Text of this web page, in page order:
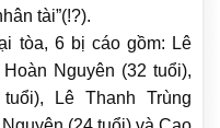
tài”(!?).
tòa, 6 bị cáo gồm: Lê
Nguyên (32 tuổi),
Lê Thanh Trùng